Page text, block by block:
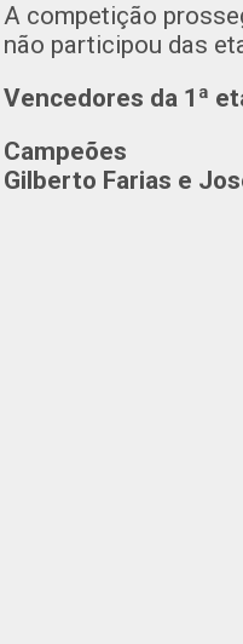
A competição
não participou das
Vencedores da 1ª
Campeões
Gilberto Farias e